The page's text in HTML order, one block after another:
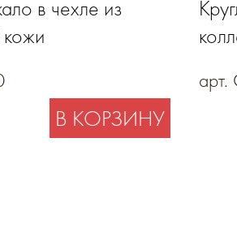
в чехле из
В КОРЗИНУ